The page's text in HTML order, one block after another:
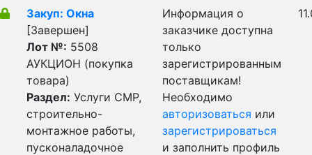
Закуп: Окна
[Завершен]
Лот №: 5508
АУКЦИОН (покупка
товара)
Раздел: Услуги СМР,
строительно-
монтажное работы,
пусконаладочное
Информация о
заказчике доступна
только
зарегистрированным
поставщикам!
Необходимо
авторизоваться или
зарегистрироваться
и заполнить профиль